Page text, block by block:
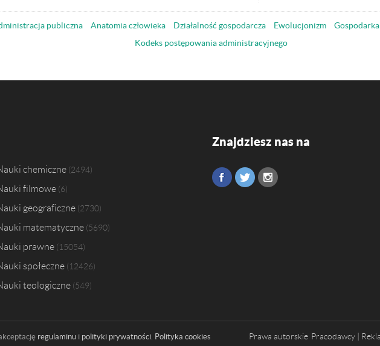
publiczna Anatomia człowieka Działalność gospodarcza Ewolucjonizm
Kodeks postępowania administracyjnego
chemiczne 2494
filmowe 6
geograficzne 2730
matematyczne 5690
prawne 15054
społeczne 12426
teologiczne 549
Znajdziesz nas na
regulaminu i polityki prywatności. Polityka cookies Prawa autorskie Pracodawcy |